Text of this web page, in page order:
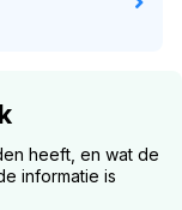
heeft, en wat de
informatie is